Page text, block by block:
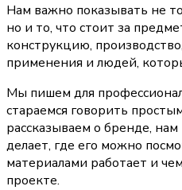
Нам важно показывать не
но и то, что стоит за
конструкцию,
применения и людей,
Мы пишем для
стараемся говорить
рассказываем о бренде,
делает, где его можно
материалами работает и
проекте.